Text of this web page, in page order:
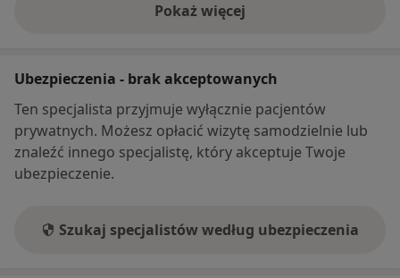
Pokaż więcej
o adresie
Ubezpieczenia - brak akceptowanych
Ten specjalista przyjmuje wyłącznie pacjentów
prywatnych. Możesz opłacić wizytę samodzielnie lub
znaleźć innego specjalistę, który akceptuje Twoje
ubezpieczenie.
Szukaj specjalistów według ubezpieczenia